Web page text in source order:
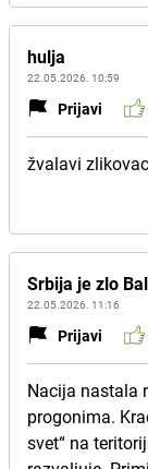
hulja
22.05.2026. 10:59
Prijavi
žvalavi
Srbija je zlo
22.05.2026. 11:16
Prijavi
Nacija nastala
progonima.
svet“ na